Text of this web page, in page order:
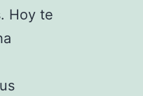
Hoy te